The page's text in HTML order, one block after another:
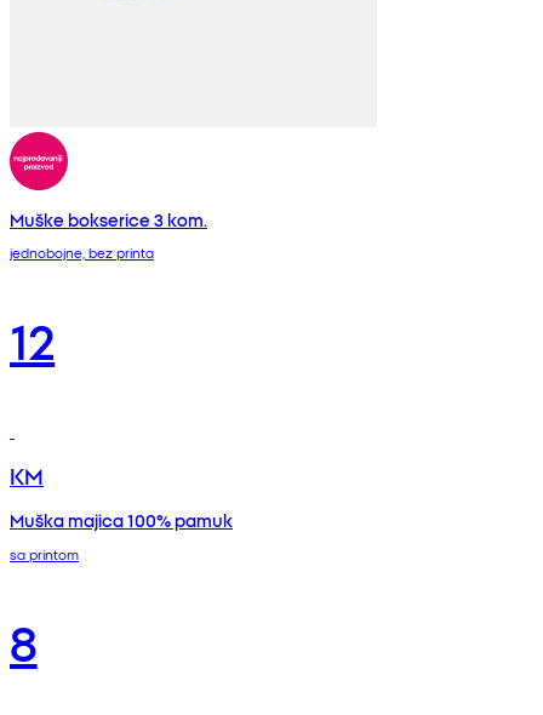
Muške bokserice 3 kom.
jednobojne, bez printa
12
KM
Muška majica 100% pamuk
sa printom
8